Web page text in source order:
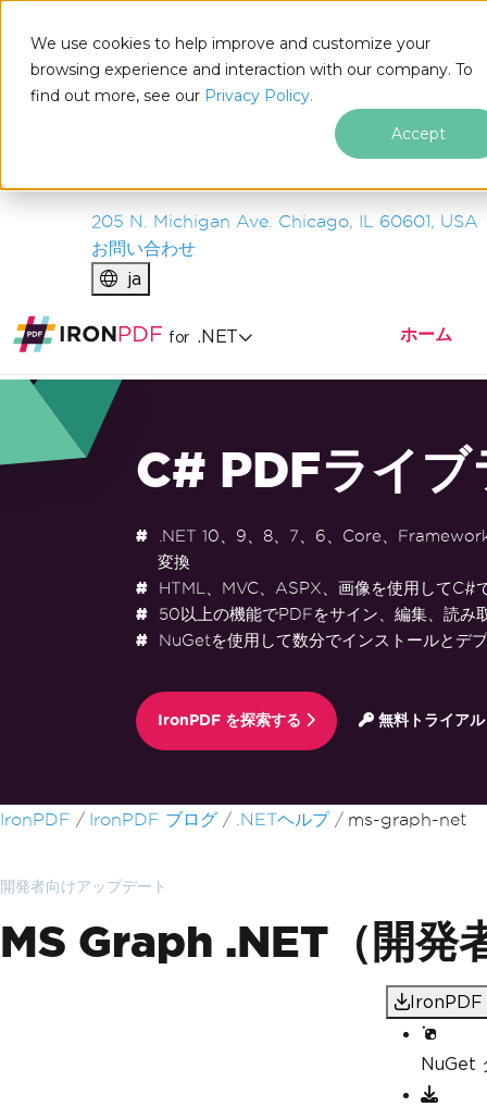
We use cookies to help improve and customize your
browsing experience and interaction with our company. To
find out more, see our Privacy Policy.
Accept
IRONSOFTWARE
製品
エンタープライズ
205 N. Michigan Ave. Chicago, IL 60601, USA
お問い合わせ
ja
for .NET ホーム
C# PDFライブ
.NET 10、9、8、7、6、Core、
変換
HTML、MVC、ASPX、画像を使用してC#
50以上の機能でPDFをサイン、編集、読み
NuGetを使用して数分でインストールとデ
IronPDF を探索する 無料トライアル
フッターコンテンツにスキップ
IronPDF IronPDF ブログ .NETヘルプ ms-graph-net
開発者向けアップデート
MS Graph .NET（開発
IronPDF
NuGet